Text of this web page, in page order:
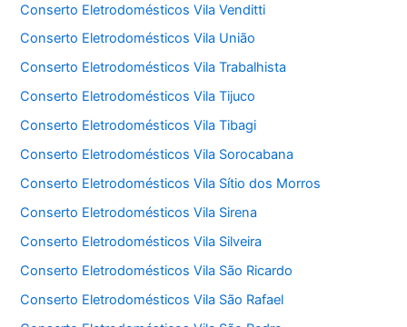
Conserto Eletrodomésticos Vila Venditti
Conserto Eletrodomésticos Vila União
Conserto Eletrodomésticos Vila Trabalhista
Conserto Eletrodomésticos Vila Tijuco
Conserto Eletrodomésticos Vila Tibagi
Conserto Eletrodomésticos Vila Sorocabana
Conserto Eletrodomésticos Vila Sítio dos Morros
Conserto Eletrodomésticos Vila Sirena
Conserto Eletrodomésticos Vila Silveira
Conserto Eletrodomésticos Vila São Ricardo
Conserto Eletrodomésticos Vila São Rafael